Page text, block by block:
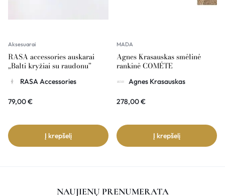
Aksesuarai
RASA accessories auskarai
„Balti kryžiai su raudonu”
RASA Accessories
79,00€
Į krepšelį
MADA
Agnes Krasauskas smėlinė
rankinė COMÉTE
Agnes Krasauskas
278,00€
Į krepšelį
NAUJIENŲ PRENUMERATA